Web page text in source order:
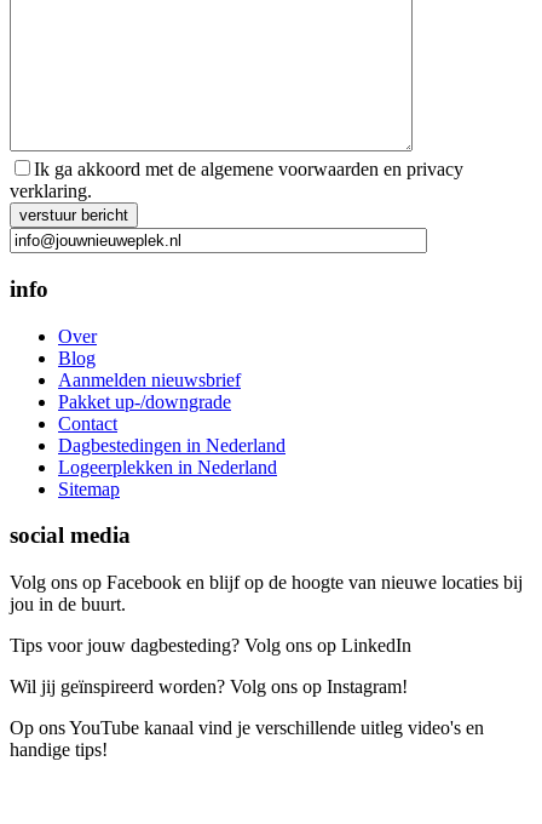
Ik ga akkoord met de algemene voorwaarden en privacy
verklaring.
Gelieve dit veld leeg te laten.
info
Over
Blog
Aanmelden nieuwsbrief
Pakket up-/downgrade
Contact
Dagbestedingen in Nederland
Logeerplekken in Nederland
Sitemap
social media
Volg ons op Facebook en blijf op de hoogte van nieuwe locaties bij
jou in de buurt.
Tips voor jouw dagbesteding? Volg ons op LinkedIn
Wil jij geïnspireerd worden? Volg ons op Instagram!
Op ons YouTube kanaal vind je verschillende uitleg video's en
handige tips!